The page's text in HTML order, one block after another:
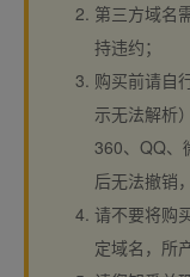
第三方域名
持违约；
购买前请自
示无法解析
360、QQ、
后无法撤销
请不要将购
定域名，所